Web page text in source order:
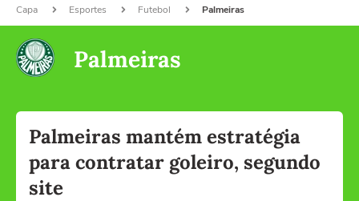
Capa Esportes Futebol Palmeiras
Palmeiras
Palmeiras mantém estratégia
para contratar goleiro, segundo
site